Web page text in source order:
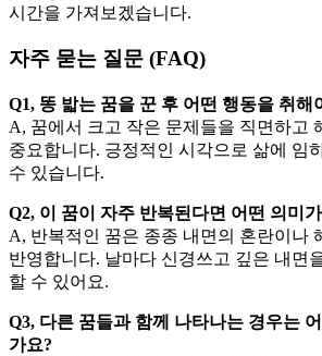
시간을 가져보겠습니다.
자주 묻는 질문 (FAQ)
Q1, 똥 밟는 꿈을 꾼 후 어떤 행동을 취해
A, 꿈에서 크고 작은 문제들을 직면하고
중요합니다. 긍정적인 시각으로 삶에 임
수 있습니다.
Q2, 이 꿈이 자주 반복된다면 어떤 의미
A, 반복적인 꿈은 종종 내면의 혼란이나
반영합니다. 날마다 신경쓰고 깊은 내면
할 수 있어요.
Q3, 다른 꿈들과 함께 나타나는 경우는
가요?